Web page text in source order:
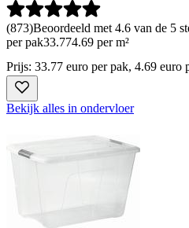
(873)Beoordeeld met 4.6 van de 5
per pak33.774.69 per m²
Prijs: 33.77 euro per pak, 4.69 euro
Bekijk alles in ondervloer